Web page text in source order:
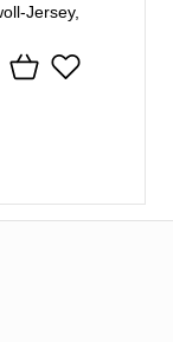
Jersey,